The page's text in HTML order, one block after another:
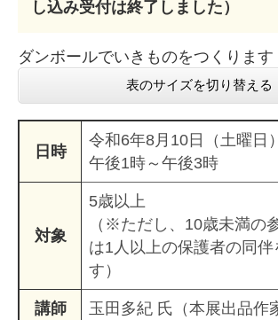
し込み受付は終了しました）
ダンボールでいきものをつくります
表のサイズを切り替える
日時
令和6年8月10日（土曜日）
午後1時～午後3時
対象
5歳以上
（※ただし、10歳未満の
は1人以上の保護者の同伴
す）
講師 玉田多紀 氏（本展出品作